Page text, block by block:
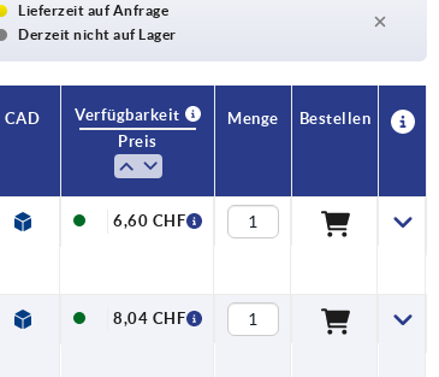
Lieferzeit auf Anfrage
Derzeit nicht auf Lager
CAD
Verfügbarkeit
Preis
Menge Bestellen
6,60 CHF
8,04 CHF